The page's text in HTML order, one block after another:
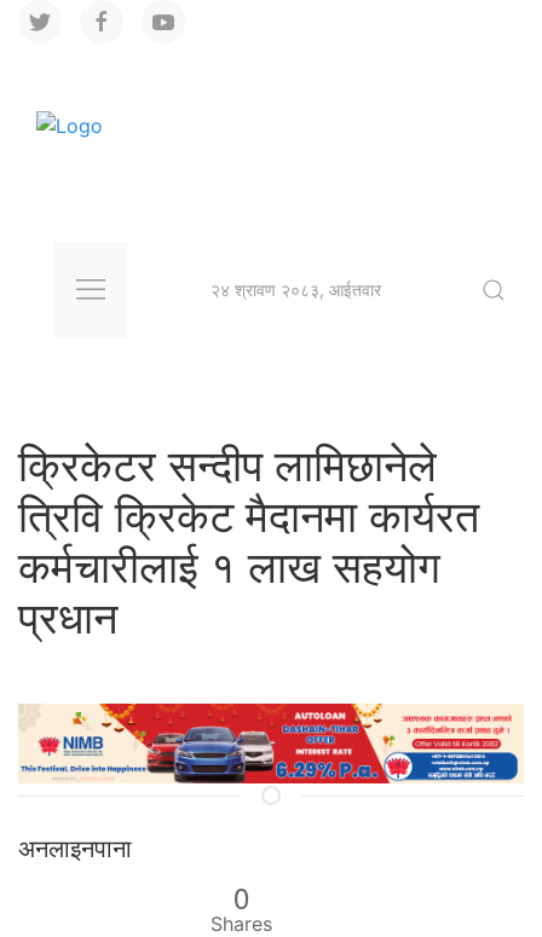
२४ श्रावण २०८३, आईतवार
क्रिकेटर सन्दीप लामिछानेले
त्रिवि क्रिकेट मैदानमा कार्यरत
कर्मचारीलाई १ लाख सहयोग
प्रधान
अनलाइनपाना
0
Shares